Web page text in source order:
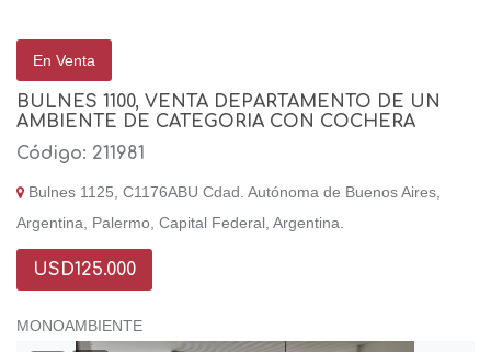
En Venta
BULNES 1100, VENTA DEPARTAMENTO DE UN
AMBIENTE DE CATEGORIA CON COCHERA
Código: 211981
Bulnes 1125, C1176ABU Cdad. Autónoma de Buenos Aires,
Argentina, Palermo, Capital Federal, Argentina.
USD125.000
MONOAMBIENTE